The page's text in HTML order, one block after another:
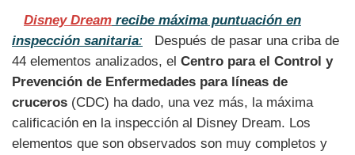
Disney Dream recibe máxima puntuación en
inspección sanitaria: Después de pasar una criba de
44 elementos analizados, el Centro para el Control y
Prevención de Enfermedades para líneas de
cruceros (CDC) ha dado, una vez más, la máxima
calificación en la inspección al Disney Dream. Los
elementos que son observados son muy completos y